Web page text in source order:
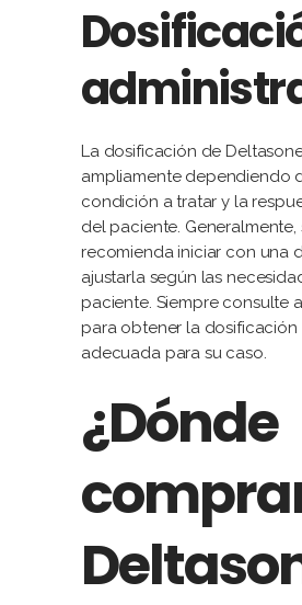
La dosificación de
ampliamente dependiendo
condición a tratar y la
del paciente. Generalmente,
recomienda iniciar con una
ajustarla según las
paciente. Siempre consulte
para obtener la dosificación
adecuada para su caso.
¿Dónde